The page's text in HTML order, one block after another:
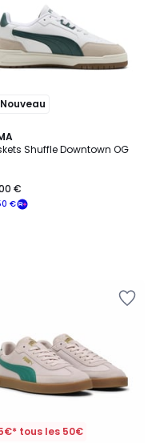
Nouveau
Shuffle Downtown OG
€
€
tous les 50€